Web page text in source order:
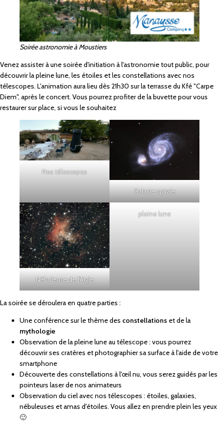
Soirée astronomie à Moustiers
Venez assister à une soirée d'initiation à l'astronomie tout public, pour
découvrir la pleine lune, les étoiles et les constellations avec nos
télescopes. L'animation aura lieu dès 21h30 sur la terrasse du Kfé "Carpe
Diem", après le concert. Vous pourrez profiter de la buvette pour vous
restaurer sur place, si vous le souhaitez
Nos télescopes
Galaxie spirale
Nébuleuse de l'Aigle
pleine lune
La soirée se déroulera en quatre parties :
Une conférence sur le thème des constellations et de la
mythologie
Observation de la pleine lune au télescope : vous pourrez
découvrir ses cratères et photographier sa surface à l'aide de votre
smartphone
Découverte des constellations à l'œil nu, vous serez guidés par les
pointeurs laser de nos animateurs
Observation du ciel avec nos télescopes : étoiles, galaxies,
nébuleuses et amas d'étoiles. Vous allez en prendre plein les yeux
🙂